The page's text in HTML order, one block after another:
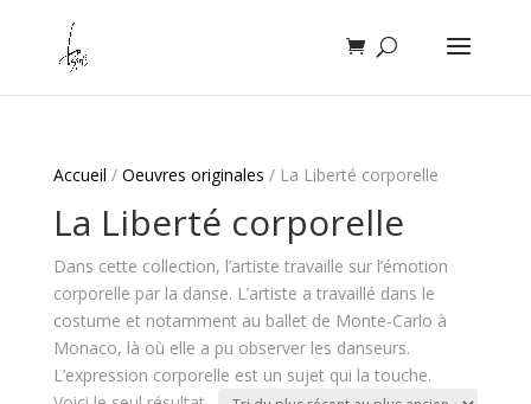
Accueil / Oeuvres originales / La Liberté corporelle
La Liberté corporelle
Dans cette collection, l’artiste travaille sur l’émotion
corporelle par la danse. L’artiste a travaillé dans le
costume et notamment au ballet de Monte-Carlo à
Monaco, là où elle a pu observer les danseurs.
L’expression corporelle est un sujet qui la touche.